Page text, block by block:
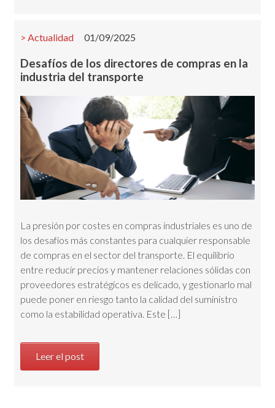
Actualidad 01/09/2025
Desafíos de los directores de compras en la
industria del transporte
La presión por costes en compras industriales es uno de
los desafíos más constantes para cualquier responsable
de compras en el sector del transporte. El equilibrio
entre reducir precios y mantener relaciones sólidas con
proveedores estratégicos es delicado, y gestionarlo mal
puede poner en riesgo tanto la calidad del suministro
como la estabilidad operativa. Este […]
Leer el post